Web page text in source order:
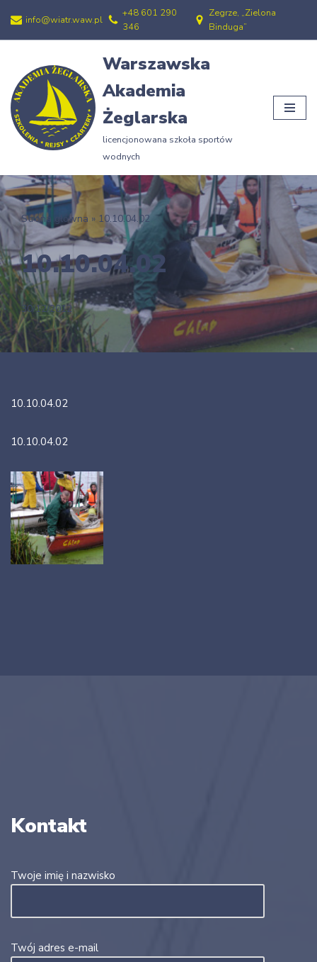
Przejdź
treści
info@wiatr.waw.pl
+48 601 290
346
Zegrze, „Zielona
Binduga”
Warszawska
Akademia
Żeglarska
licencjonowana szkoła sportów
wodnych
Strona główna » 10.10.04.02
10.10.04.02
30/12/2012
10.10.04.02
10.10.04.02
Kontakt
Twoje imię i nazwisko
Twój adres e-mail